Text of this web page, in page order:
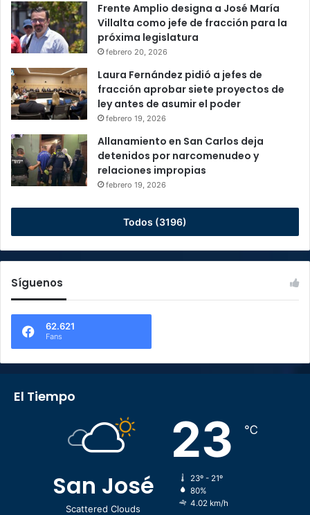
Frente Amplio designa a José María
Villalta como jefe de fracción para la
próxima legislatura
febrero 20, 2026
Laura Fernández pidió a jefes de
fracción aprobar siete proyectos de
ley antes de asumir el poder
febrero 19, 2026
Allanamiento en San Carlos deja
detenidos por narcomenudeo y
relaciones impropias
febrero 19, 2026
Todos (3196)
Síguenos
62.621
Fans
El Tiempo
San José
Scattered Clouds
23 ℃
23º - 21º
80%
4.02 km/h